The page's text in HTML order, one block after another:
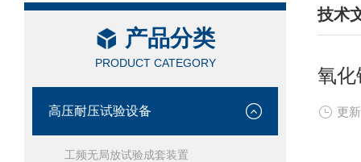
产品分类
PRODUCT CATEGORY
高压耐压试验设备
工频无局放试验成套装置
技术
/
氧化
更